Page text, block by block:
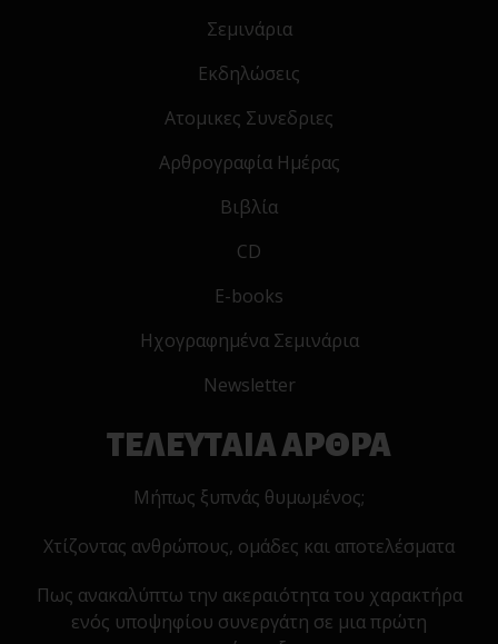
Σεμινάρια
Εκδηλώσεις
Ατομικες Συνεδριες
Αρθρογραφία Ημέρας
Βιβλία
CD
E-books
Ηχογραφημένα Σεμινάρια
Newsletter
ΤΕΛΕΥΤΑΙΑ ΑΡΘΡΑ
Μήπως ξυπνάς θυμωμένος;
Χτίζοντας ανθρώπους, ομάδες και αποτελέσματα
Πως ανακαλύπτω την ακεραιότητα του χαρακτήρα
ενός υποψηφίου συνεργάτη σε μια πρώτη